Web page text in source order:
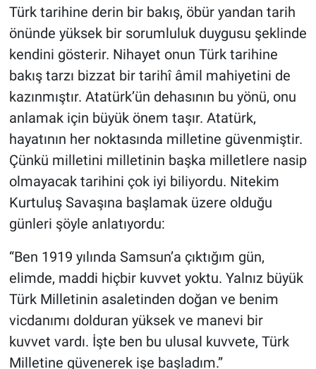
Türk tarihine derin bir bakış, öbür yandan tarih
önünde yüksek bir sorumluluk duygusu şeklinde
kendini gösterir. Nihayet onun Türk tarihine
bakış tarzı bizzat bir tarihî âmil mahiyetini de
kazınmıştır. Atatürk’ün dehasının bu yönü, onu
anlamak için büyük önem taşır. Atatürk,
hayatının her noktasında milletine güvenmiştir.
Çünkü milletini milletinin başka milletlere nasip
olmayacak tarihini çok iyi biliyordu. Nitekim
Kurtuluş Savaşına başlamak üzere olduğu
günleri şöyle anlatıyordu:
“Ben 1919 yılında Samsun’a çıktığım gün,
elimde, maddi hiçbir kuvvet yoktu. Yalnız büyük
Türk Milletinin asaletinden doğan ve benim
vicdanımı dolduran yüksek ve manevi bir
kuvvet vardı. İşte ben bu ulusal kuvvete, Türk
Milletine güvenerek işe başladım.”